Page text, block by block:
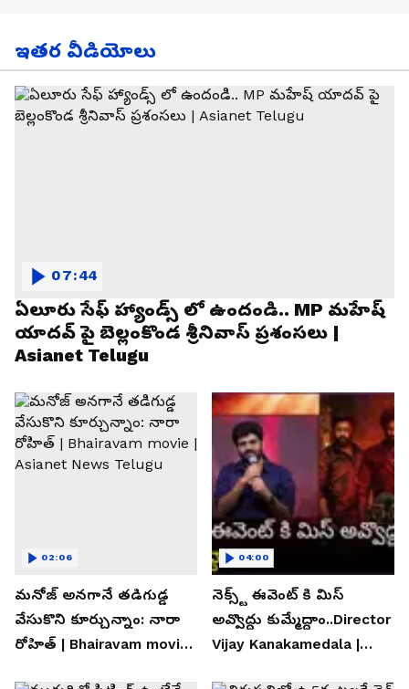
ఇతర వీడియోలు
ఏలూరు సేఫ్ హ్యాండ్స్ లో ఉందండి.. MP మహేష్
యాదవ్ పై బెల్లంకొండ శ్రీనివాస్ ప్రశంసలు |
Asianet Telugu
07:44
మనోజ్ అనగానే తడిగుడ్డ
వేసుకొని కూర్చున్నాం: నారా
రోహిత్ | Bhairavam movie |
02:06
నెక్స్ట్ ఈవెంట్ కి మిస్
అవ్వొద్దు కుమ్మేద్దాం..Director
Vijay Kanakamedala |
04:00